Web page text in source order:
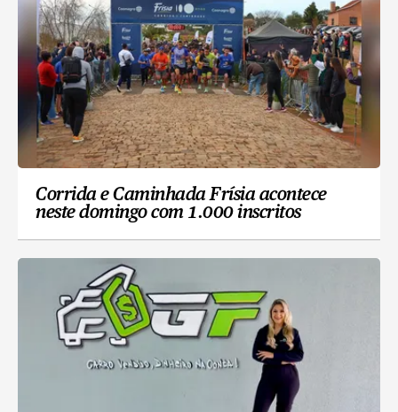
Corrida e Caminhada Frísia acontece
neste domingo com 1.000 inscritos